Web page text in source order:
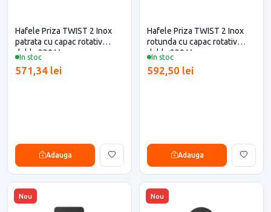
In stoc
Hafele Priza TWIST 2 Inox
patrata cu capac rotativ
dubla 230 V
571,34 lei
Adauga
In stoc
Hafele Priza TWIST 2 Inox
rotunda cu capac rotativ
dubla 230 V
592,50 lei
Adauga
Nou Nou